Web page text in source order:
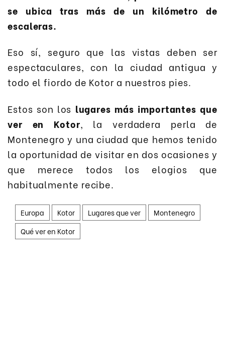
se ubica tras más de un kilómetro de
escaleras.
Eso sí, seguro que las vistas deben ser
espectaculares, con la ciudad antigua y
todo el fiordo de Kotor a nuestros pies.
Estos son los lugares más importantes que
ver en Kotor, la verdadera perla de
Montenegro y una ciudad que hemos tenido
la oportunidad de visitar en dos ocasiones y
que merece todos los elogios que
habitualmente recibe.
Europa Kotor Lugares que ver
Montenegro
Qué ver en Kotor